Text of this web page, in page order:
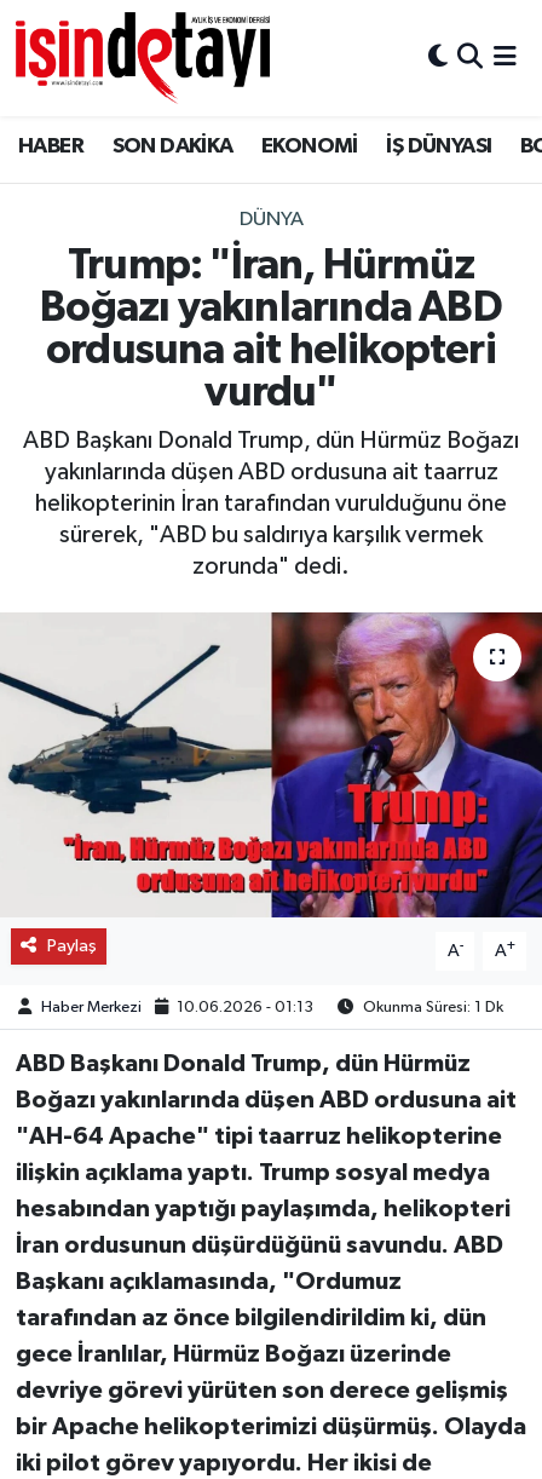
HABER SON DAKİKA EKONOMİ İŞ DÜNYASI
DÜNYA
Trump: "İran, Hürmüz
Boğazı yakınlarında ABD
ordusuna ait helikopteri
vurdu"
ABD Başkanı Donald Trump, dün Hürmüz Boğazı
yakınlarında düşen ABD ordusuna ait taarruz
helikopterinin İran tarafından vurulduğunu öne
sürerek, "ABD bu saldırıya karşılık vermek
zorunda" dedi.
Paylaş A- A+
Haber Merkezi 10.06.2026 - 01:13 Okunma Süresi: 1 Dk
ABD Başkanı Donald Trump, dün Hürmüz
Boğazı yakınlarında düşen ABD ordusuna ait
"AH-64 Apache" tipi taarruz helikopterine
ilişkin açıklama yaptı. Trump sosyal medya
hesabından yaptığı paylaşımda, helikopteri
İran ordusunun düşürdüğünü savundu. ABD
Başkanı açıklamasında, "Ordumuz
tarafından az önce bilgilendirildim ki, dün
gece İranlılar, Hürmüz Boğazı üzerinde
devriye görevi yürüten son derece gelişmiş
bir Apache helikopterimizi düşürmüş. Olayda
iki pilot görev yapıyordu. Her ikisi de
DÜNYA
Eğitim
ENERJİ HABERİ
GAYRİMENKUL
LOJİSTİK
MAGAZİN
SON DAKİKA
SPOR
FİNANS
Nöbetçi Eczaneler
Hava Durumu
İstanbul Namaz Vakitleri
Trafik Durumu
Süper Lig Puan Durumu ve Fikstür
Tüm Manşetler
Son Dakika Haberleri
Haber Arşivi